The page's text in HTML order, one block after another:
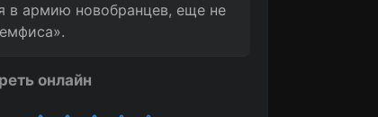
в армию новобранцев, еще не
онлайн